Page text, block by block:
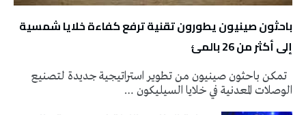
باحثون صينيون يطورون تقنية ترفع كفاءة خلايا شمسية
إلى أكثر من 26 بالمئ
تمكن باحثون صينيون من تطوير استراتيجية جديدة لتصنيع
الوصلات المعدنية في خلايا السيليكون …